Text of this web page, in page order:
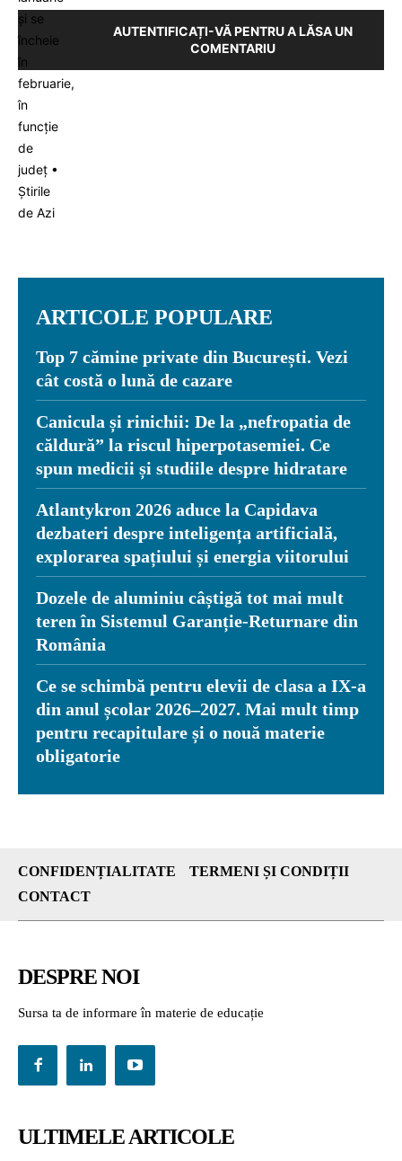
AUTENTIFICAȚI-VĂ PENTRU A LĂSA UN
COMENTARIU
ARTICOLE POPULARE
Top 7 cămine private din București. Vezi
cât costă o lună de cazare
Canicula și rinichii: De la „nefropatia de
căldură” la riscul hiperpotasemiei. Ce
spun medicii și studiile despre hidratare
Atlantykron 2026 aduce la Capidava
dezbateri despre inteligența artificială,
explorarea spațiului și energia viitorului
Dozele de aluminiu câștigă tot mai mult
teren în Sistemul Garanție-Returnare din
România
Ce se schimbă pentru elevii de clasa a IX-a
din anul școlar 2026–2027. Mai mult timp
pentru recapitulare și o nouă materie
obligatorie
CONFIDENȚIALITATE
TERMENI ȘI CONDIȚII
CONTACT
DESPRE NOI
Sursa ta de informare în materie de educație
ULTIMELE ARTICOLE